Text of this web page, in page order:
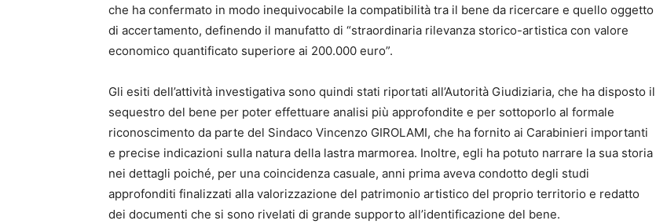
che ha confermato in modo inequivocabile la compatibilità tra il bene da ricercare e quello oggetto
di accertamento, definendo il manufatto di “straordinaria rilevanza storico-artistica con valore
economico quantificato superiore ai 200.000 euro”.
Gli esiti dell’attività investigativa sono quindi stati riportati all’Autorità Giudiziaria, che ha disposto il
sequestro del bene per poter effettuare analisi più approfondite e per sottoporlo al formale
riconoscimento da parte del Sindaco Vincenzo GIROLAMI, che ha fornito ai Carabinieri importanti
e precise indicazioni sulla natura della lastra marmorea. Inoltre, egli ha potuto narrare la sua storia
nei dettagli poiché, per una coincidenza casuale, anni prima aveva condotto degli studi
approfonditi finalizzati alla valorizzazione del patrimonio artistico del proprio territorio e redatto
dei documenti che si sono rivelati di grande supporto all’identificazione del bene.